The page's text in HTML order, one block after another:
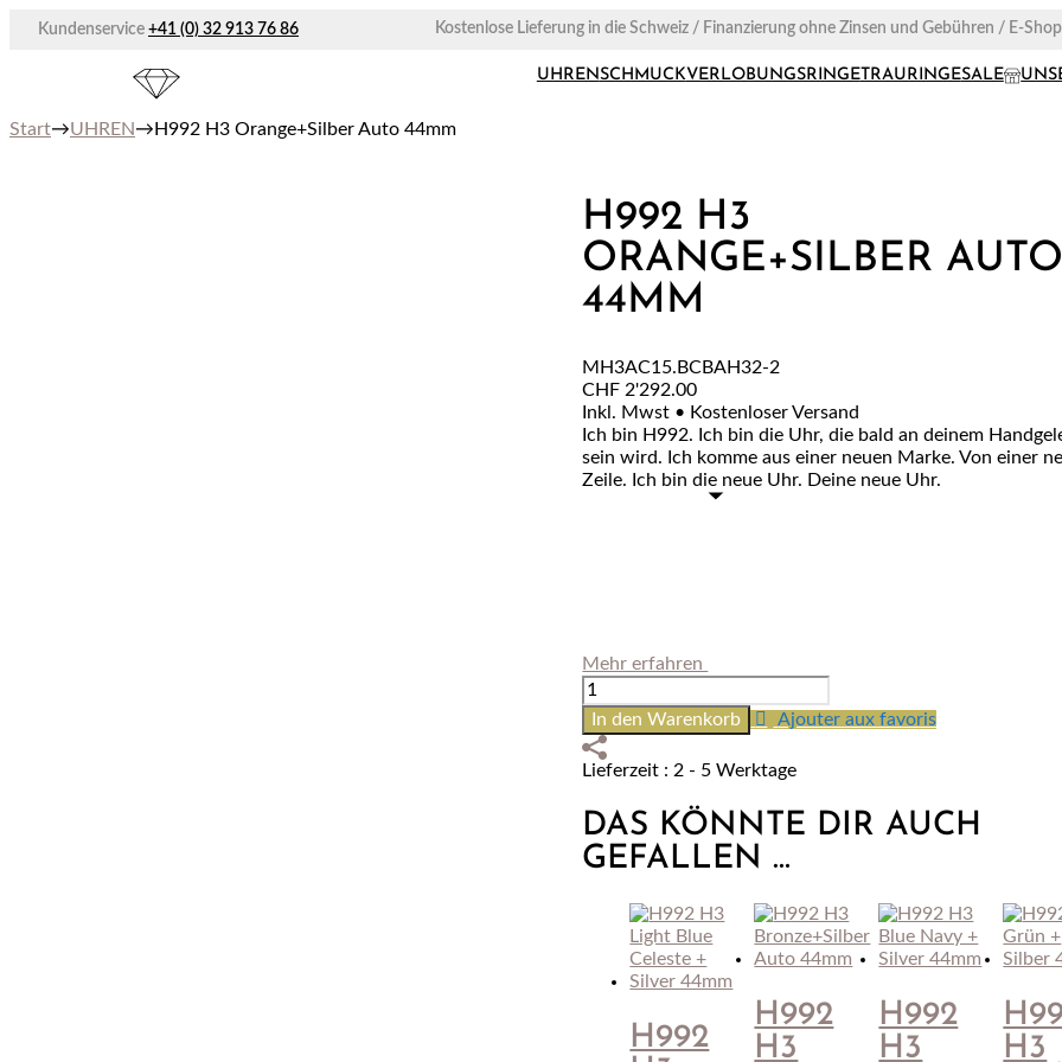
Zum
Kundenservice +41 (0) 32 913 76 86 Kostenlose Lieferung in die Schweiz / Finanzierung ohne Zinsen und Gebühren / E-
UHRENSCHMUCKVERLOBUNGSRINGETRAURINGESALE
Start→UHREN→ H992 H3 Orange+Silber Auto 44mm
H992 H3
ORANGE+SILBER
44MM
MH3AC15.BCBAH32-2
CHF 2'292.00
Inkl. Mwst • Kostenloser Versand
Ich bin H992. Ich bin die Uhr, die bald an deinem
sein wird. Ich komme aus einer neuen Marke. Von einer
Zeile. Ich bin die neue Uhr. Deine neue Uhr.
Mehr erfahren
H992
H3
Orange+Silber
Auto
44mm
In den Warenkorb Ajouter aux favoris
Lieferzeit : 2 - 5 Werktage
DAS KÖNNTE DIR AUCH
GEFALLEN …
H992
H992
H3
H992
H3
H3